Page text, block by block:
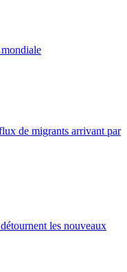
de migrants arrivant par
les nouveaux